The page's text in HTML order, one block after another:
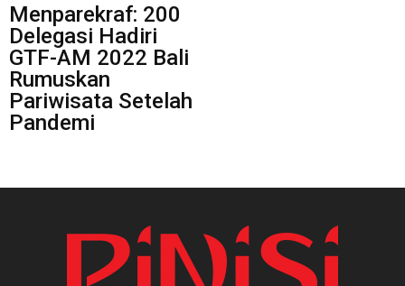
Menparekraf: 200
Delegasi Hadiri
GTF-AM 2022 Bali
Rumuskan
Pariwisata Setelah
Pandemi